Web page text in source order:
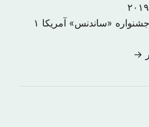
«ساندنس» آمریکا ۱
→